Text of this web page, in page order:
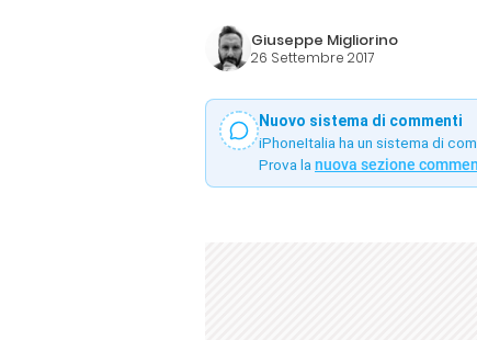
Giuseppe Migliorino
26 Settembre 2017
Nuovo sistema di commenti
iPhoneItalia ha un sistema di
Prova la nuova sezione